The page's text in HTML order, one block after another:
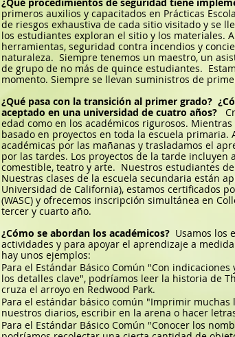
primeros auxilios y capacitados en Prácticas
de riesgos exhaustiva de cada sitio visitado y se
los estudiantes exploran el sitio y los materiales.
herramientas, seguridad contra incendios y
naturaleza. Siempre tenemos un maestro, un
de grupo de no más de quince estudiantes.
momento. Siempre se llevan suministros de
¿Qué pasa con la transición al primer grado?
aceptado en una universidad de cuatro años?
edad como en los académicos rigurosos.
basado en proyectos en toda la escuela primaria.
académicas por las mañanas y trasladamos el
por las tardes. Los proyectos de la tarde incluyen
comestible, teatro y arte. Nuestros estudiantes
Nuestras clases de la escuela secundaria están
Universidad de California), estamos certificados
(WASC) y ofrecemos inscripción simultánea en
tercer y cuarto año.
¿Cómo se abordan los académicos? Usamos los
actividades y para apoyar el aprendizaje a
hay unos ejemplos:
Para el Estándar Básico Común "Con
los detalles clave", podríamos leer la historia de
cruza el arroyo en Redwood Park.
Para el estándar básico común "Imprimir
nuestros diarios, escribir en la arena o hacer
Para el Estándar Básico Común "Conocer los